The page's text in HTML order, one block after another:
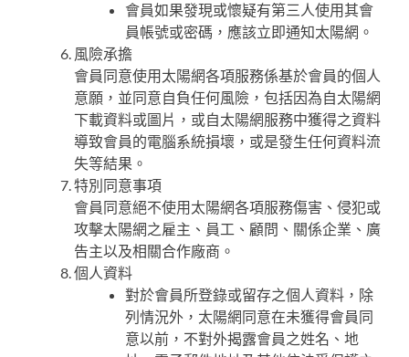
會員如果發現或懷疑有第三人使用其會
員帳號或密碼，應該立即通知太陽網。
風險承擔
會員同意使用太陽網各項服務係基於會員的個人
意願，並同意自負任何風險，包括因為自太陽網
下載資料或圖片，或自太陽網服務中獲得之資料
導致會員的電腦系統損壞，或是發生任何資料流
失等結果。
特別同意事項
會員同意絕不使用太陽網各項服務傷害、侵犯或
攻擊太陽網之雇主、員工、顧問、關係企業、廣
告主以及相關合作廠商。
個人資料
對於會員所登錄或留存之個人資料，除
列情況外，太陽網同意在未獲得會員同
意以前，不對外揭露會員之姓名、地